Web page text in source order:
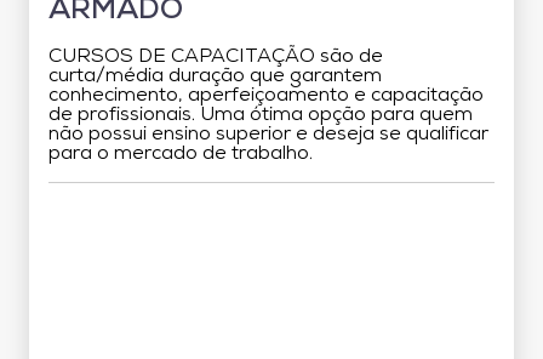
ARMADO
CURSOS DE CAPACITAÇÃO são de
curta/média duração que garantem
conhecimento, aperfeiçoamento e capacitação
de profissionais. Uma ótima opção para quem
não possui ensino superior e deseja se qualificar
para o mercado de trabalho.